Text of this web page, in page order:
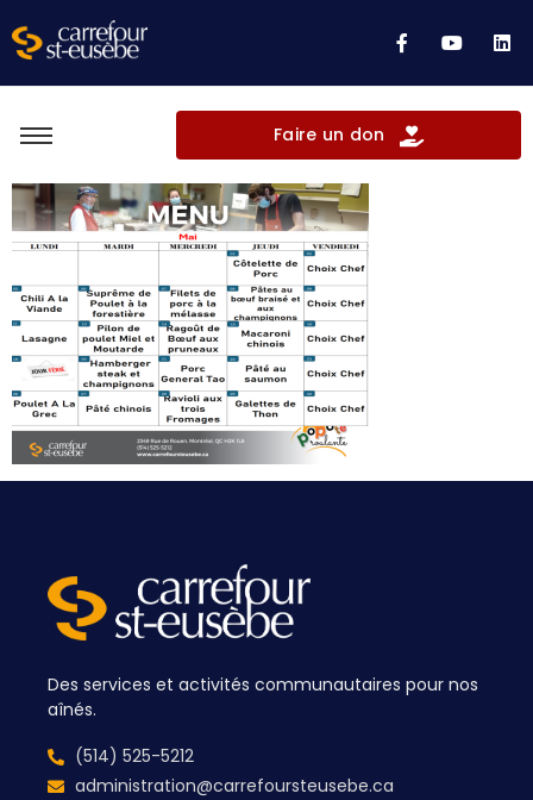
Faire un don
Des services et activités communautaires pour nos
aînés.
(514) 525-5212
administration@carrefoursteusebe.ca